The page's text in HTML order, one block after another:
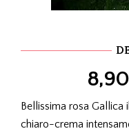
8,90
Bellissima rosa Gallica
chiaro-crema